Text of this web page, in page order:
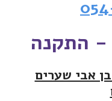
- התקנה
אבי שערים